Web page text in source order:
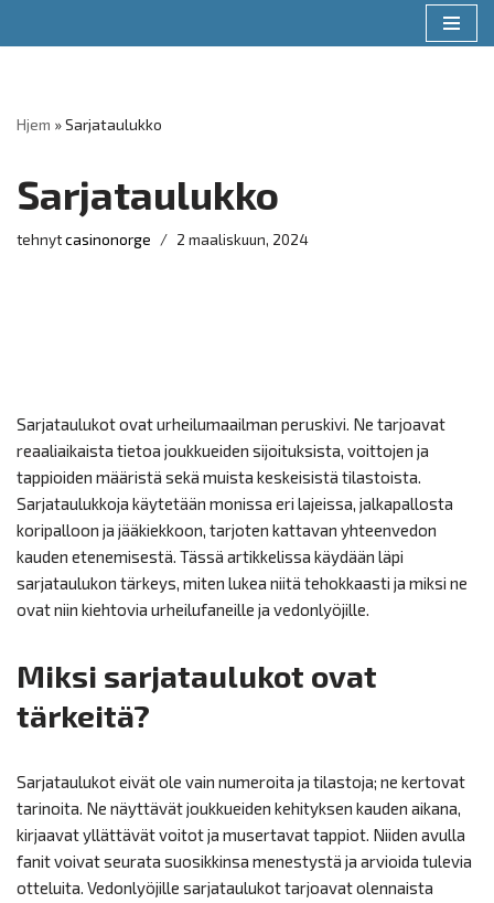
Hjem »Sarjataulukko
Sarjataulukko
tehnytcasinonorge 2 maaliskuun, 2024
Sarjataulukot ovat urheilumaailman peruskivi. Ne tarjoavat
reaaliaikaista tietoa joukkueiden sijoituksista, voittojen ja
tappioiden määristä sekä muista keskeisistä tilastoista.
Sarjataulukkoja käytetään monissa eri lajeissa, jalkapallosta
koripalloon ja jääkiekkoon, tarjoten kattavan yhteenvedon
kauden etenemisestä. Tässä artikkelissa käydään läpi
sarjataulukon tärkeys, miten lukea niitä tehokkaasti ja miksi ne
ovat niin kiehtovia urheilufaneille ja vedonlyöjille.
Miksi sarjataulukot ovat
tärkeitä?
Sarjataulukot eivät ole vain numeroita ja tilastoja; ne kertovat
tarinoita. Ne näyttävät joukkueiden kehityksen kauden aikana,
kirjaavat yllättävät voitot ja musertavat tappiot. Niiden avulla
fanit voivat seurata suosikkinsa menestystä ja arvioida tulevia
otteluita. Vedonlyöjille sarjataulukot tarjoavat olennaista